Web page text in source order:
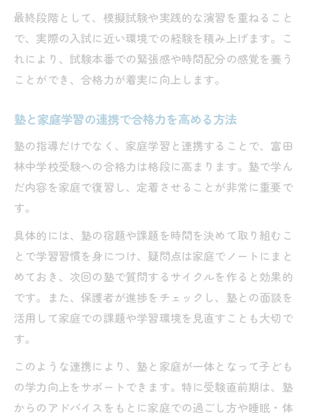
最終段階として、模擬試験や実践的な演習を重ねること
で、実際の入試に近い環境での経験を積み上げます。こ
れにより、試験本番での緊張感や時間配分の感覚を養う
ことができ、合格力が着実に向上します。
塾と家庭学習の連携で合格力を高める方法
塾の指導だけでなく、家庭学習と連携することで、富田
林中学校受験への合格力は格段に高まります。塾で学ん
だ内容を家庭で復習し、定着させることが非常に重要で
す。
具体的には、塾の宿題や課題を時間を決めて取り組むこ
とで学習習慣を身につけ、疑問点は家庭でノートにまと
めておき、次回の塾で質問するサイクルを作ると効果的
です。また、保護者が進捗をチェックし、塾との面談を
活用して家庭での課題や学習環境を見直すことも大切で
す。
このような連携により、塾と家庭が一体となって子ども
の学力向上をサポートできます。特に受験直前期は、塾
からのアドバイスをもとに家庭での過ごし方や睡眠・体